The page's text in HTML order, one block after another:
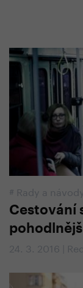
# Rady a
Cestování
24. 3. 2016 |